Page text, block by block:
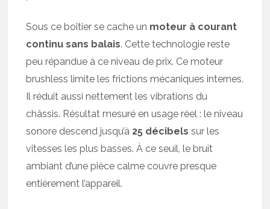
Sous ce boîtier se cache un moteur à courant
continu sans balais. Cette technologie reste
peu répandue à ce niveau de prix. Ce moteur
brushless limite les frictions mécaniques internes.
Il réduit aussi nettement les vibrations du
châssis. Résultat mesuré en usage réel : le niveau
sonore descend jusqu’à 25 décibels sur les
vitesses les plus basses. À ce seuil, le bruit
ambiant d’une pièce calme couvre presque
entièrement l’appareil.